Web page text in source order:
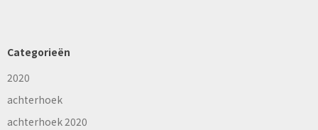
Categorieën
2020
achterhoek
achterhoek 2020